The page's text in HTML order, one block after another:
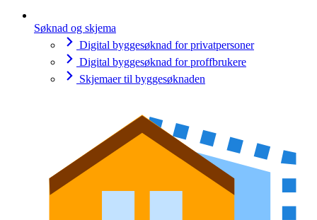
Søknad og skjema
Digital byggesøknad for privatpersoner
Digital byggesøknad for proffbrukere
Skjemaer til byggesøknaden